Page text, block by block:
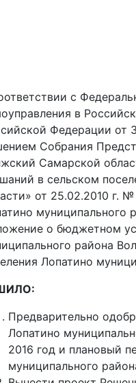
с
в
Федерации от
Собрания
Самарской
в сельском
от 25.02.2010 г.
муниципального
о бюджетном
района
Лопатино
Предварительно
Лопатино
2016 год и плановый
муниципального